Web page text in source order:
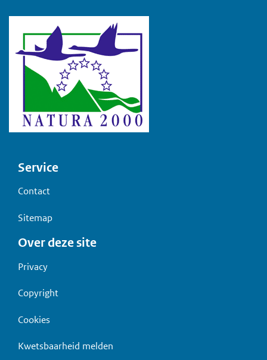
Voet
Service
Contact
Sitemap
Over deze site
Privacy
Copyright
Cookies
Kwetsbaarheid melden